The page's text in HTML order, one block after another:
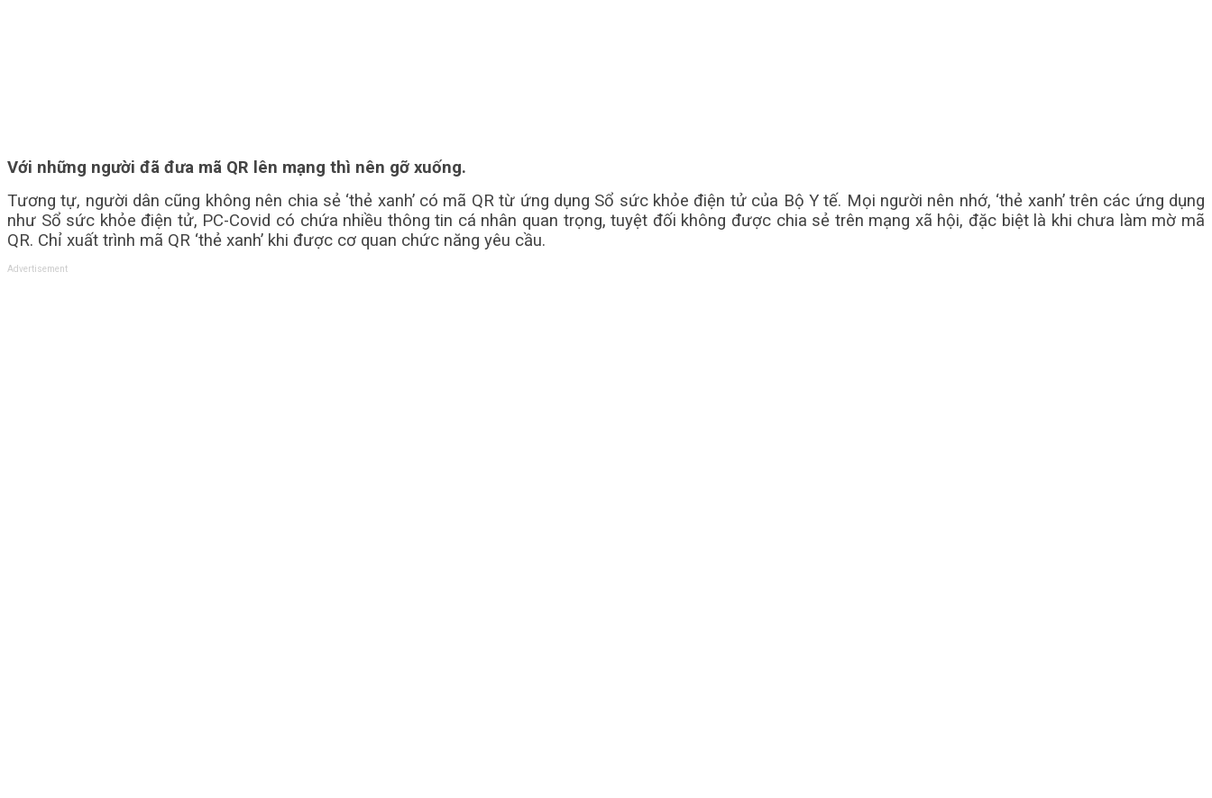
Với những người đã đưa mã QR lên mạng thì nên gỡ xuống.
Tương tự, người dân cũng không nên chia sẻ ‘thẻ xanh’ có mã QR từ ứng dụng Sổ sức khỏe điện tử của Bộ Y tế. Mọi người nên nhớ, ‘thẻ xanh’ trên các ứng dụng
như Sổ sức khỏe điện tử, PC-Covid có chứa nhiều thông tin cá nhân quan trọng, tuyệt đối không được chia sẻ trên mạng xã hội, đặc biệt là khi chưa làm mờ mã
QR. Chỉ xuất trình mã QR ‘thẻ xanh’ khi được cơ quan chức năng yêu cầu.
Advertisement